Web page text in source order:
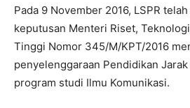
Pada 9 November 2016, LSPR
keputusan Menteri Riset,
Tinggi Nomor 345/M/KPT/2016
penyelenggaraan Pendidikan
program studi Ilmu Komunikasi.